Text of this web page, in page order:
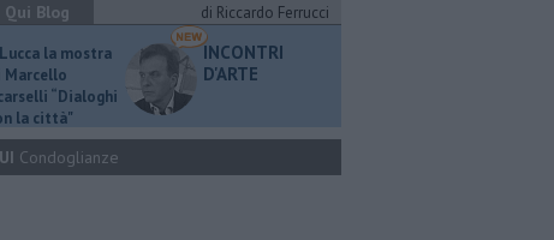
Qui Blog
di Riccardo Ferrucci
la mostra
Marcello
“Dialoghi
la città"
INCONTRI
D'ARTE
Condoglianze